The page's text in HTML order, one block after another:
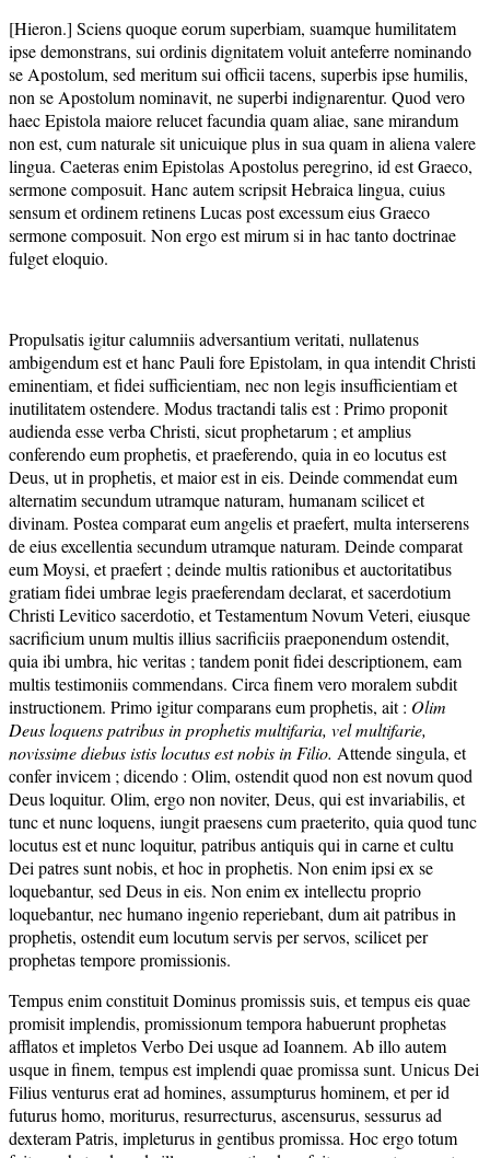
[Hieron.] Sciens quoque eorum superbiam, suamque humilitatem
ipse demonstrans, sui ordinis dignitatem voluit anteferre nominando
se Apostolum, sed meritum sui officii tacens, superbis ipse humilis,
non se Apostolum nominavit, ne superbi indignarentur. Quod vero
haec Epistola maiore relucet facundia quam aliae, sane mirandum
non est, cum naturale sit unicuique plus in sua quam in aliena valere
lingua. Caeteras enim Epistolas Apostolus peregrino, id est Graeco,
sermone composuit. Hanc autem scripsit Hebraica lingua, cuius
sensum et ordinem retinens Lucas post excessum eius Graeco
sermone composuit. Non ergo est mirum si in hac tanto doctrinae
fulget eloquio.
Propulsatis igitur calumniis adversantium veritati, nullatenus
ambigendum est et hanc Pauli fore Epistolam, in qua intendit Christi
eminentiam, et fidei sufficientiam, nec non legis insufficientiam et
inutilitatem ostendere. Modus tractandi talis est : Primo proponit
audienda esse verba Christi, sicut prophetarum ; et amplius
conferendo eum prophetis, et praeferendo, quia in eo locutus est
Deus, ut in prophetis, et maior est in eis. Deinde commendat eum
alternatim secundum utramque naturam, humanam scilicet et
divinam. Postea comparat eum angelis et praefert, multa interserens
de eius excellentia secundum utramque naturam. Deinde comparat
eum Moysi, et praefert ; deinde multis rationibus et auctoritatibus
gratiam fidei umbrae legis praeferendam declarat, et sacerdotium
Christi Levitico sacerdotio, et Testamentum Novum Veteri, eiusque
sacrificium unum multis illius sacrificiis praeponendum ostendit,
quia ibi umbra, hic veritas ; tandem ponit fidei descriptionem, eam
multis testimoniis commendans. Circa finem vero moralem subdit
instructionem. Primo igitur comparans eum prophetis, ait : Olim
Deus loquens patribus in prophetis multifaria, vel multifarie,
novissime diebus istis locutus est nobis in Filio. Attende singula, et
confer invicem ; dicendo : Olim, ostendit quod non est novum quod
Deus loquitur. Olim, ergo non noviter, Deus, qui est invariabilis, et
tunc et nunc loquens, iungit praesens cum praeterito, quia quod tunc
locutus est et nunc loquitur, patribus antiquis qui in carne et cultu
Dei patres sunt nobis, et hoc in prophetis. Non enim ipsi ex se
loquebantur, sed Deus in eis. Non enim ex intellectu proprio
loquebantur, nec humano ingenio reperiebant, dum ait patribus in
prophetis, ostendit eum locutum servis per servos, scilicet per
prophetas tempore promissionis.
Tempus enim constituit Dominus promissis suis, et tempus eis quae
promisit implendis, promissionum tempora habuerunt prophetas
afflatos et impletos Verbo Dei usque ad Ioannem. Ab illo autem
usque in finem, tempus est implendi quae promissa sunt. Unicus Dei
Filius venturus erat ad homines, assumpturus hominem, et per id
futurus homo, moriturus, resurrecturus, ascensurus, sessurus ad
dexteram Patris, impleturus in gentibus promissa. Hoc ergo totum